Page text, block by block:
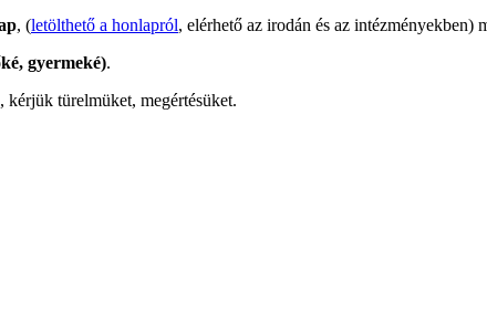
, (letölthető a honlapról, elérhető az irodán és az intézményekben)
gyermeké).
kérjük türelmüket, megértésüket.